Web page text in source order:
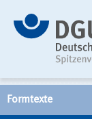
Formtexte